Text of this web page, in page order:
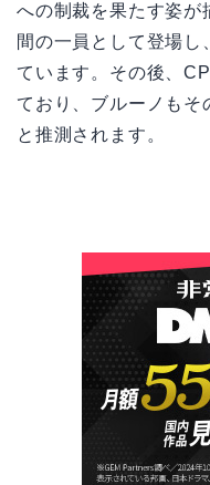
への制裁を果たす姿が
間の一員として登場し
ています。その後、
ており、ブルーノもそ
と推測されます。